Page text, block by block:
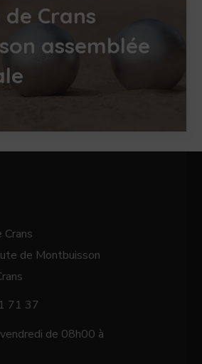
de Crans
assemblée
Crans
de Montbuisson
71 37
de 08h00 à